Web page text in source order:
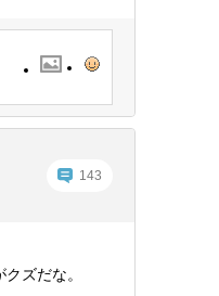
143
ズだな。